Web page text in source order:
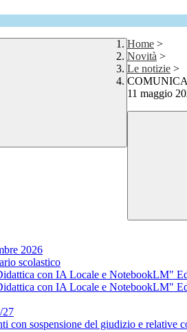
Home >
Novità >
Le notizie >
11 maggio
2026
scolastico
con IA Locale e NotebookLM"
con IA Locale e NotebookLM"
27
con sospensione del giudizio e relative